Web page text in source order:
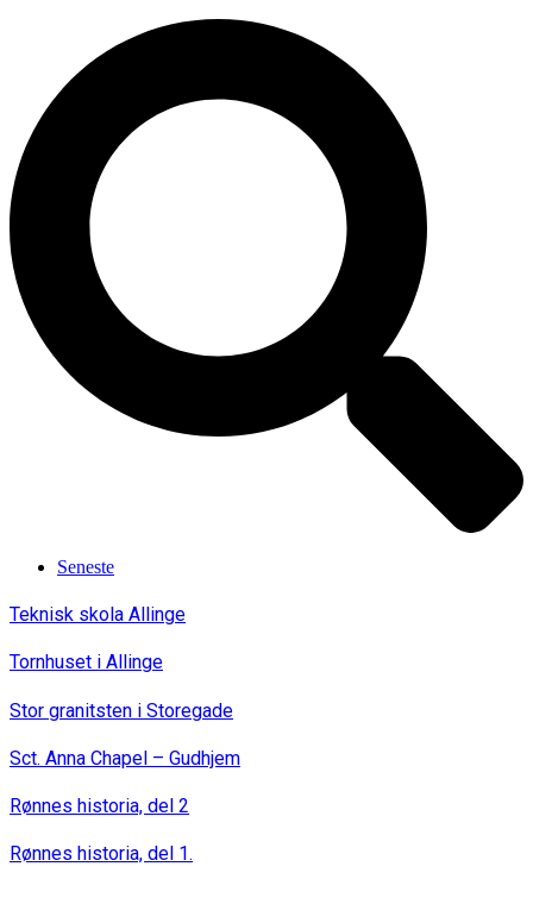
Seneste
Teknisk skola Allinge
Tornhuset i Allinge
Stor granitsten i Storegade
Sct. Anna Chapel – Gudhjem
Rønnes historia, del 2
Rønnes historia, del 1.